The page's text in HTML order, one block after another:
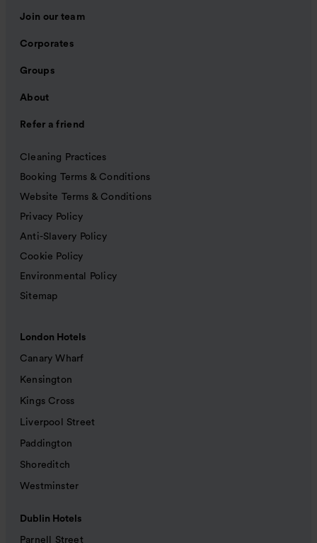
Join our team
Corporates
Groups
About
Refer a friend
Cleaning Practices
Booking Terms & Conditions
Website Terms & Conditions
Privacy Policy
Anti-Slavery Policy
Cookie Policy
Environmental Policy
Sitemap
London Hotels
Canary Wharf
Kensington
Kings Cross
Liverpool Street
Paddington
Shoreditch
Westminster
Dublin Hotels
Parnell Street